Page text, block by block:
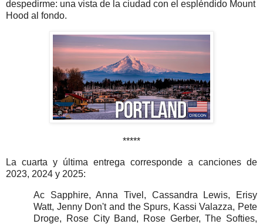
despedirme: una vista de la ciudad con el espléndido Mount
Hood al fondo.
*****
La cuarta y última entrega corresponde a canciones de
2023, 2024 y 2025:
Ac Sapphire, Anna Tivel, Cassandra Lewis, Erisy
Watt, Jenny Don't and the Spurs, Kassi Valazza, Pete
Droge, Rose City Band, Rose Gerber, The Softies,